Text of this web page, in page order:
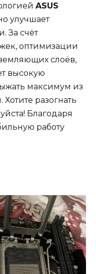
ASUS
улучшает
За счёт
оптимизации
слоёв,
высокую
максимум из
разогнать
Благодаря
работу